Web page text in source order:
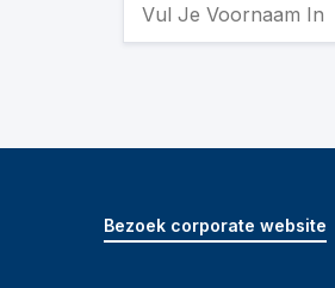
Bezoek corporate website